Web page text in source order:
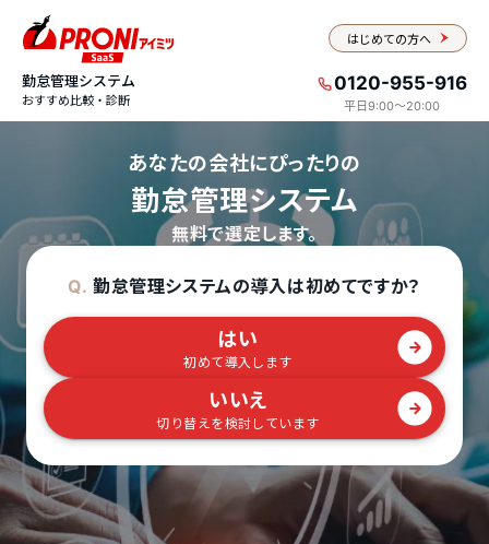
はじめての方へ
勤怠管理システム
おすすめ比較・診断
0120-955-916
平日9:00〜20:00
あなたの会社にぴったりの
勤怠管理システム
無料で選定します。
Q. 勤怠管理システムの導入は初めてですか？
はい
初めて導入します
いいえ
切り替えを検討しています